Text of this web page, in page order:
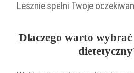
Lesznie spełni Twoje
Dlaczego warto